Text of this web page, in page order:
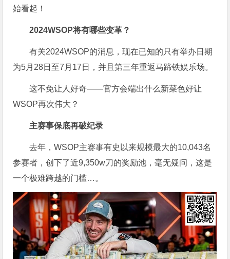
始看起！
2024WSOP将有哪些变革？
有关2024WSOP的消息，现在已知的只有举办日期
为5月28日至7月17日，并且第三年重返马蹄铁娱乐场。
这不免让人好奇——官方会端出什么新菜色好让
WSOP再次伟大？
主赛事保底再破纪录
去年，WSOP主赛事有史以来规模最大的10,043名
参赛者，创下了近9,350w刀的奖励池，毫无疑问，这是
一个极难跨越的门槛…。